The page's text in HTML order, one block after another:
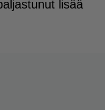
lisää